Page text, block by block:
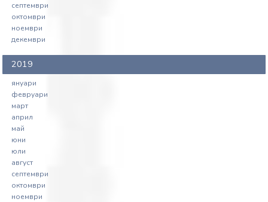
септември
октомври
ноември
декември
2019
януари
февруари
март
април
май
юни
юли
август
септември
октомври
ноември